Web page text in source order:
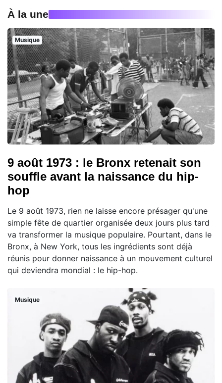
À la une
Musique
9 août 1973 : le Bronx retenait son
souffle avant la naissance du hip-
hop
Le 9 août 1973, rien ne laisse encore présager qu'une
simple fête de quartier organisée deux jours plus tard
va transformer la musique populaire. Pourtant, dans le
Bronx, à New York, tous les ingrédients sont déjà
réunis pour donner naissance à un mouvement culturel
qui deviendra mondial : le hip-hop.
Musique